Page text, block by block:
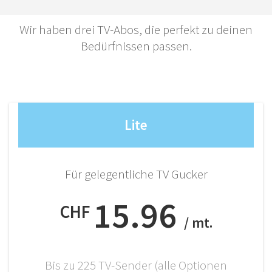
Wir haben drei TV-Abos, die perfekt zu deinen
Bedürfnissen passen.
Lite
Für gelegentliche TV Gucker
CHF 15.96 / mt.
Bis zu 225 TV-Sender (alle Optionen